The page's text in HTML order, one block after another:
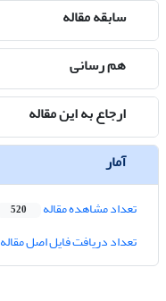
سابقه مقاله
هم رسانی
ارجاع به این مقاله
آمار
تعداد مشاهده مقاله 520
تعداد دریافت فایل اصل مقاله